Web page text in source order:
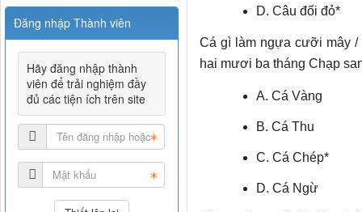
D. Câu đối đỏ*
Cá gì làm ngựa cưỡi mây
hai mươi ba tháng Chạp
A. Cá Vàng
B. Cá Thu
C. Cá Chép*
D. Cá Ngừ
Đăng nhập Thành viên
Hãy đăng nhập thành
viên để trải nghiệm đầy
đủ các tiện ích trên site